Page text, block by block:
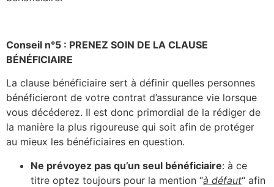
Conseil n°5 : PRENEZ SOIN DE LA CLAUSE
BÉNÉFICIAIRE
La clause bénéficiaire sert à définir quelles personnes
bénéficieront de votre contrat d’assurance vie lorsque
vous décéderez. Il est donc primordial de la rédiger de
la manière la plus rigoureuse qui soit afin de protéger
au mieux les bénéficiaires en question.
Ne prévoyez pas qu’un seul bénéficiaire: à ce
titre optez toujours pour la mention “à défaut“ afin